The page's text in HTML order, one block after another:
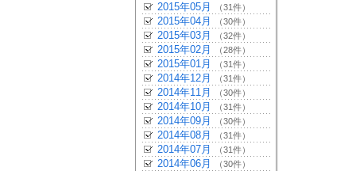
2015年05月 （31件）
2015年04月 （30件）
2015年03月 （32件）
2015年02月 （28件）
2015年01月 （31件）
2014年12月 （31件）
2014年11月 （30件）
2014年10月 （31件）
2014年09月 （30件）
2014年08月 （31件）
2014年07月 （31件）
2014年06月 （30件）